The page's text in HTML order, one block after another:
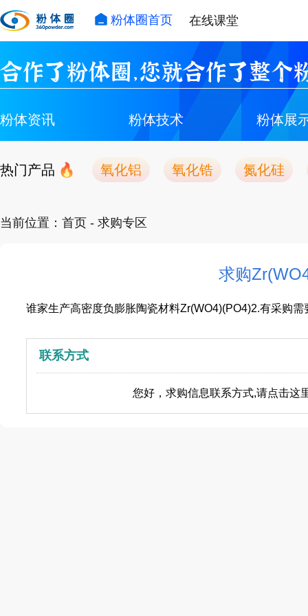
粉体圈首页 在线课堂
合作了粉体圈，您就合作了整个
粉体资讯 粉体技术 粉体展
热门产品 氧化铝 氧化锆 氮化硅
当前位置： 首页 - 求购专区
求购
谁家生产高密度负膨胀陶瓷材料Zr(WO4)(PO4)2.有采购
联系方式
您好，求购信息联系方式,请点击这